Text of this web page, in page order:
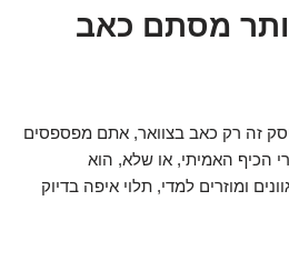
מסתם כאב
זה רק כאב בצוואר, אתם מפספסים
הכיף האמיתי, או שלא, הוא
ומוזרים למדי, תלוי איפה בדיוק